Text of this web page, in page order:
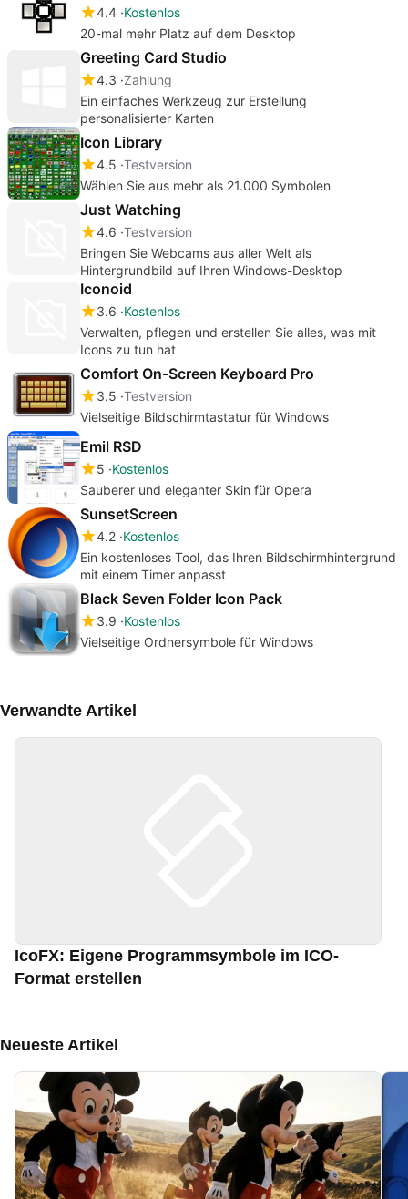
4.4 Kostenlos
20-mal mehr Platz auf dem Desktop
Greeting Card Studio
4.3 Zahlung
Ein einfaches Werkzeug zur Erstellung
personalisierter Karten
Icon Library
4.5 Testversion
Wählen Sie aus mehr als 21.000 Symbolen
Just Watching
4.6 Testversion
Bringen Sie Webcams aus aller Welt als
Hintergrundbild auf Ihren Windows-Desktop
Iconoid
3.6 Kostenlos
Verwalten, pflegen und erstellen Sie alles, was mit
Icons zu tun hat
Comfort On-Screen Keyboard Pro
3.5 Testversion
Vielseitige Bildschirmtastatur für Windows
Emil RSD
5 Kostenlos
Sauberer und eleganter Skin für Opera
SunsetScreen
4.2 Kostenlos
Ein kostenloses Tool, das Ihren Bildschirmhintergrund
mit einem Timer anpasst
Black Seven Folder Icon Pack
3.9 Kostenlos
Vielseitige Ordnersymbole für Windows
Verwandte Artikel
IcoFX: Eigene Programmsymbole im ICO-
Format erstellen
Neueste Artikel